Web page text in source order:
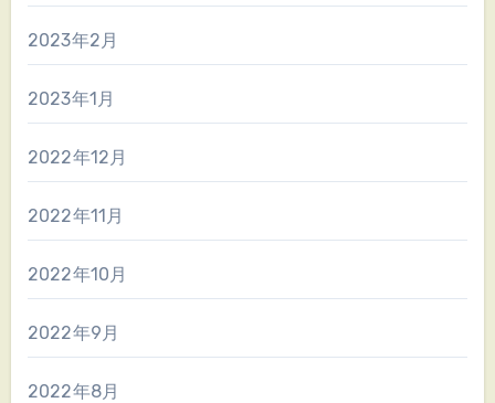
2023年2月
2023年1月
2022年12月
2022年11月
2022年10月
2022年9月
2022年8月